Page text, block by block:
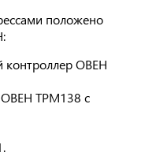
положено
контроллер ОВЕН
ОВЕН ТРМ138 с